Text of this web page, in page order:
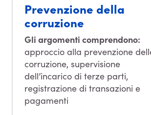
Prevenzione della
corruzione
Gli argomenti comprendono:
approccio alla prevenzione
corruzione, supervisione
dell’incarico di terze parti,
registrazione di transazioni e
pagamenti